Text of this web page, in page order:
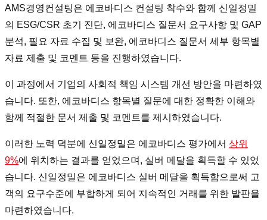
AMS경영컨설팅은 에코바디스 컨설팅 착수와 함께 신일정밀
의 ESG/CSR 초기 진단, 에코바디스 질문서 요구사항 및 GAP
분석, 필요 자료 수집 및 보완, 에코바디스 질문서 세부 항목별
자료 제출 및 코멘트 등을 진행하였습니다.
이 과정에서 기업의 사회적 책임 시스템 개선 방안을 마련하였
습니다. 또한, 에코바디스 항목별 질문에 대한 정확한 이해와
함께 적절한 문서 제출 및 코멘트를 제시하였습니다.
이러한 노력 덕분에 신일정밀은 에코바디스 평가에서 상위
9%에 위치하는 결과를 얻었으며, 실버 메달을 획득할 수 있었
습니다. 신일정밀은 에코바디스 실버 메달을 획득함으로써 고
객의 요구수준에 부합하게 되어 지속적인 거래를 위한 발판을
마련하였습니다.